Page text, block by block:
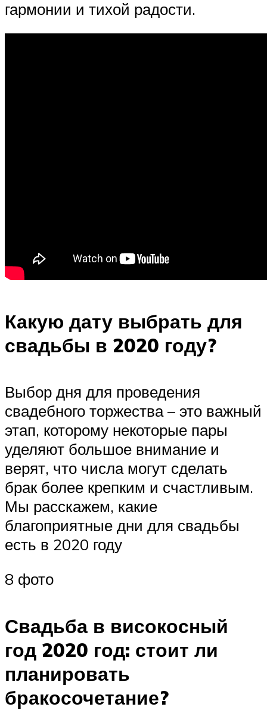
гармонии и тихой радости.
Какую дату выбрать для
свадьбы в 2020 году?
Выбор дня для проведения
свадебного торжества – это важный
этап, которому некоторые пары
уделяют большое внимание и
верят, что числа могут сделать
брак более крепким и счастливым.
Мы расскажем, какие
благоприятные дни для свадьбы
есть в 2020 году
8 фото
Свадьба в високосный
год 2020 год: стоит ли
планировать
бракосочетание?